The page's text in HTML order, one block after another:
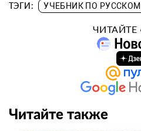
ТЭГИ: УЧЕБНИК ПО
ЧИТАЙТЕ
Читайте также